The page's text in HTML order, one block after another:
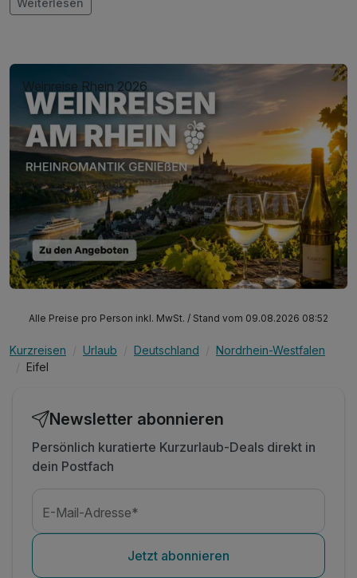
der alten Römer oder der Ritter – in der Eifel wird
wenn das allein nicht reicht, bietet sich ein Besuch im
Vulkan-Museum „Lava-Dome“ an. Dort dürfen die jungen
Naturforscher unter anderem sogar experimentieren.
Abenteuer, Spaß und Spiel – das versprechen Ausflüge ins
Bubenheimer Spieleland, in den Tolli-Park Mayen oder in
den Wild- und Freizeitpark Klotten. Bei einem Urlaub in der
Eifel kann sogar mitten im Sommer Schlitten gefahren
werden – und zwar auf der Sommerrodelbahn Altenahr.
Weiterlesen
Weinreise Rhein 2026
Alle Preise pro Person inkl. MwSt. / Stand vom 09.08.2026 08:52
Kurzreisen Urlaub Deutschland
Nordrhein-Westfalen
Eifel
Newsletter abonnieren
Persönlich kuratierte Kurzurlaub-Deals direkt in
dein Postfach
E-Mail-Adresse*
Jetzt abonnieren